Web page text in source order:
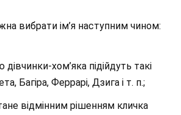
вибрати ім’я наступним чином:
хом’яка підійдуть такі
Багіра, Феррарі, Дзига і т. п.;
відмінним рішенням кличка